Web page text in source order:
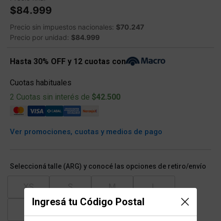
Ingresá tu Código Postal
$84.999
Precio sin impuestos nacionales: $70.247
Precio por unidad: $84.999
Hasta 30% OFF y 12 cuotas con
Cuotas habituales
2 Cuotas sin interés de $42.500
Ver promociones, cuotas y medios de pago
Seleccioná talle (ARG) y conocé las opciones de retiro/envío
XS S M L
XXXL